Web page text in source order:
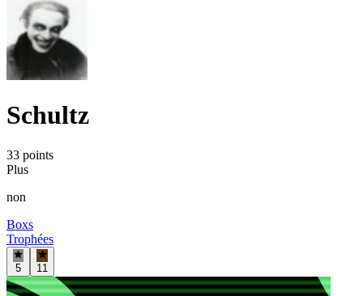
Schultz
33 points
Plus
non
Boxs
Trophées
5 11